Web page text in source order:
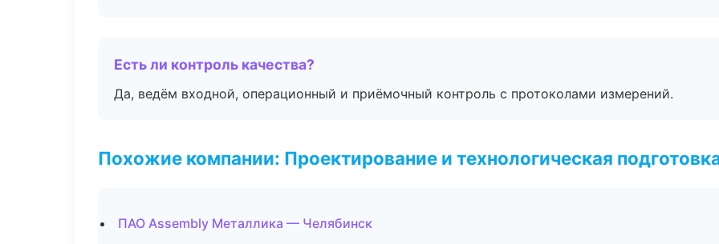
Есть ли контроль качества?
Да, ведём входной, операционный и приёмочный контроль с протоколами измерений.
Похожие компании: Проектирование и технологическая
ПАО Assembly Металлика — Челябинск